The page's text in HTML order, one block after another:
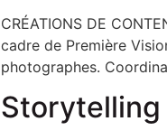
CRÉATIONS DE
cadre de Première
photographes.
Storytelling